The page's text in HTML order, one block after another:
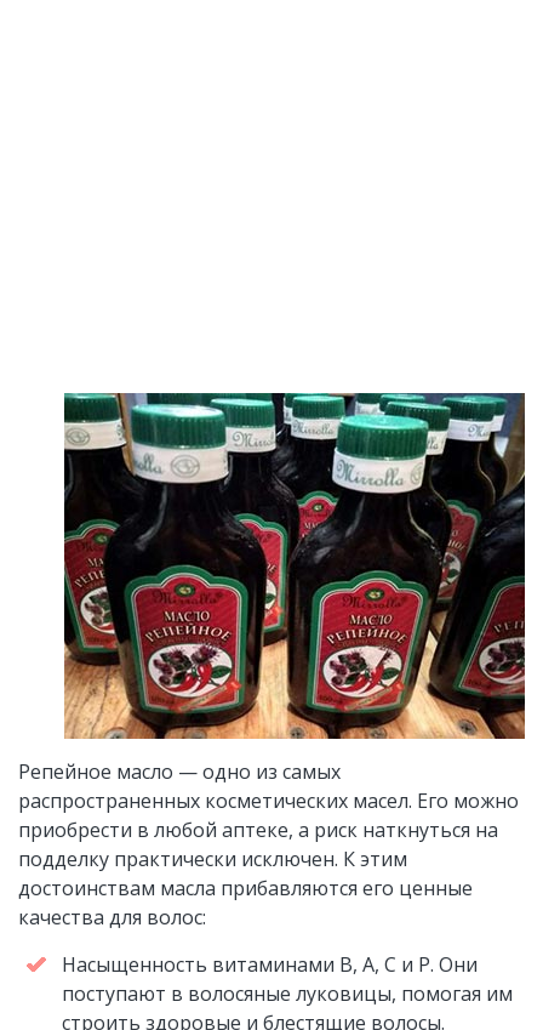
Репейное масло — одно из самых
распространенных косметических масел. Его можно
приобрести в любой аптеке, а риск наткнуться на
подделку практически исключен. К этим
достоинствам масла прибавляются его ценные
качества для волос:
Насыщенность витаминами B, A, C и P. Они
поступают в волосяные луковицы, помогая им
строить здоровые и блестящие волосы.